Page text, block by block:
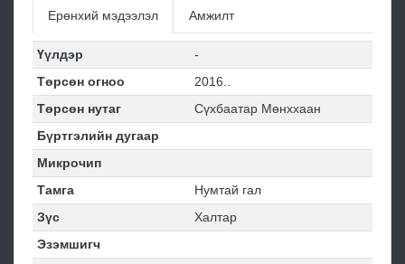
Ерөнхий мэдээлэл Амжилт
Үүлдэр
-
Төрсөн огноо
2016..
Төрсөн нутаг
Сүхбаатар Мөнххаан
Бүртгэлийн дугаар
Микрочип
Тамга
Нумтай гал
Зүс
Халтар
Эзэмшигч